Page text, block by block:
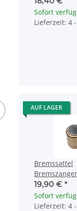
GL1500
Sofort
Lieferzeit: 4
AUF LAGER
Bremssattel
Honda CB-1
1000 CR 80
19,90 € *
Sofort
Lieferzeit: 4